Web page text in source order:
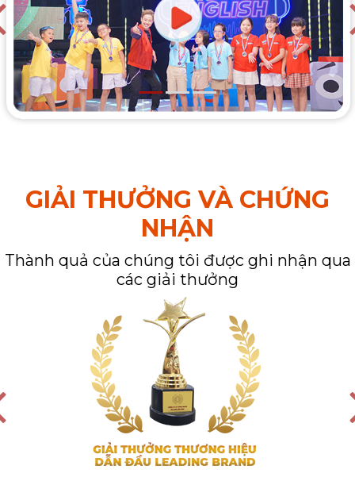
GIẢI THƯỞNG VÀ CHỨNG
NHẬN
Thành quả của chúng tôi được ghi nhận qua
các giải thưởng